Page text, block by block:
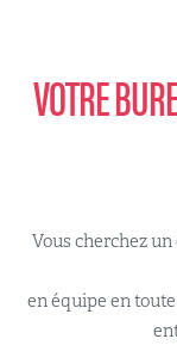
VOTRE
Vous cherchez
en équipe en